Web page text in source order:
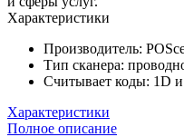
Характеристики
Производитель:
Тип сканера:
Считывает коды: 1D
Характеристики
Полное описание